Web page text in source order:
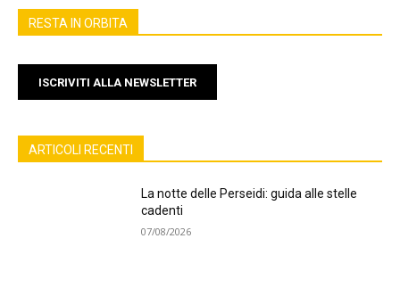
RESTA IN ORBITA
ISCRIVITI ALLA NEWSLETTER
ARTICOLI RECENTI
La notte delle Perseidi: guida alle stelle
cadenti
07/08/2026